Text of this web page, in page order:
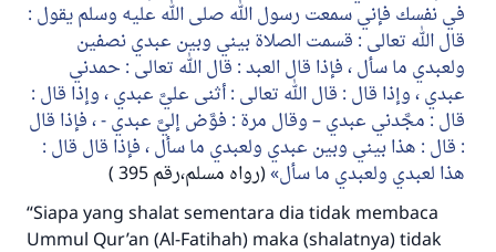
في نفسك فإني سمعت رسول الله صلى الله عليه وسلم يقول :
قال الله تعالى : قسمت الصلاة بيني وبين عبدي نصفين
ولعبدي ما سأل ، فإذا قال العبد : قال الله تعالى : حمدني
عبدي ، وإذا قال : قال الله تعالى : أثنى عليَّ عبدي ، وإذا قال :
قال : مجَّدني عبدي – وقال مرة : فوَّض إليَّ عبدي - ، فإذا قال
: قال : هذا بيني وبين عبدي ولعبدي ما سأل ، فإذا قال قال :
هذا لعبدي ولعبدي ما سأل (رواه مسلم،رقم 395 )
“Siapa yang shalat sementara dia tidak membaca
Ummul Qur’an (Al-Fatihah) maka (shalatnya) tidak